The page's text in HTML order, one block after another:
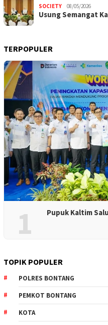
SOCIETY 08/05/2026
Usung Semangat
TERPOPULER
1 Pupuk Kaltim
TOPIK POPULER
POLRES BONTANG
PEMKOT BONTANG
KOTA